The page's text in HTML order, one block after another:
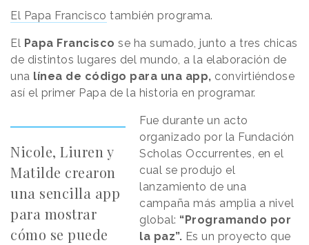
El Papa Francisco también programa.
El Papa Francisco se ha sumado, junto a tres chicas
de distintos lugares del mundo, a la elaboración de
una línea de código para una app, convirtiéndose
así el primer Papa de la historia en programar.
Nicole, Liuren y
Matilde crearon
una sencilla app
para mostrar
cómo se puede
Fue durante un acto
organizado por la Fundación
Scholas Occurrentes, en el
cual se produjo el
lanzamiento de una
campaña más amplia a nivel
global: “Programando por
la paz”. Es un proyecto que